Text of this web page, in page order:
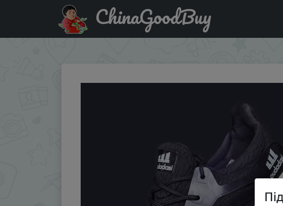
Придбати по акціи Кроссовки для бега OUDADASI,
ChinaGoodBuy